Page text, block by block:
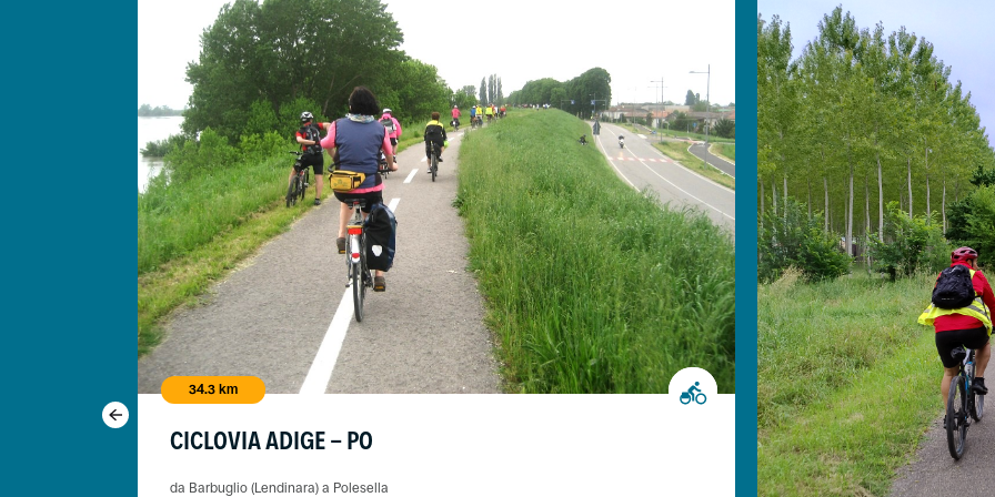
34.3 km
CICLOVIA ADIGE - PO
da Barbuglio (Lendinara) a Polesella